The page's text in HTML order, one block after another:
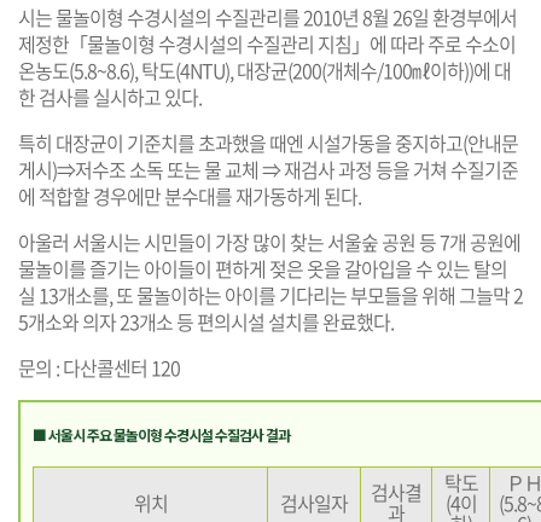
시는 물놀이형 수경시설의 수질관리를 2010년 8월 26일 환경부에서
제정한「물놀이형 수경시설의 수질관리 지침」에 따라 주로 수소이
온농도(5.8~8.6), 탁도(4NTU), 대장균(200(개체수/100㎖이하))에 대
한 검사를 실시하고 있다.
특히 대장균이 기준치를 초과했을 때엔 시설가동을 중지하고(안내문
게시)⇒저수조 소독 또는 물 교체 ⇒ 재검사 과정 등을 거쳐 수질기준
에 적합할 경우에만 분수대를 재가동하게 된다.
아울러 서울시는 시민들이 가장 많이 찾는 서울숲 공원 등 7개 공원에
물놀이를 즐기는 아이들이 편하게 젖은 옷을 갈아입을 수 있는 탈의
실 13개소를, 또 물놀이하는 아이를 기다리는 부모들을 위해 그늘막 2
5개소와 의자 23개소 등 편의시설 설치를 완료했다.
문의 : 다산콜센터 120
■ 서울시 주요 물놀이형 수경시설 수질검사 결과
위치 검사일자 검사결
과
탁도
(4이
ＰＨ